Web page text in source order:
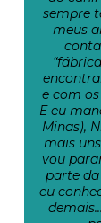
sempre
meus
e com
E eu
Minas),
mais
vou
parte
eu